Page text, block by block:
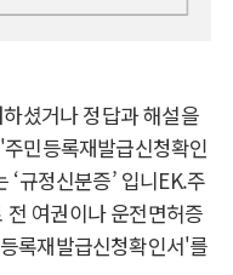
셨거나 정답과 해설을
민등록재발급신청확인
‘규정신분증’ 입니EK.주
여권이나 운전면허증
록재발급신청확인서'를